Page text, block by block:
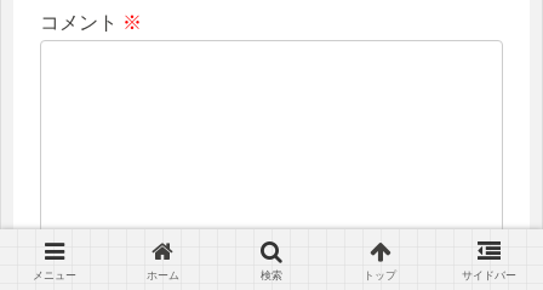
コメント ※
名前
メニュー ホーム 検索 トップ サイドバー